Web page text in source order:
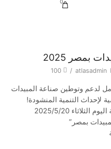
0
بمصر 2025
atlasadmin
/
100
لدعم وتوطين صناعة المبيدات
لإحداث التنمية المنشودة!
2025/5/20
بمصر”